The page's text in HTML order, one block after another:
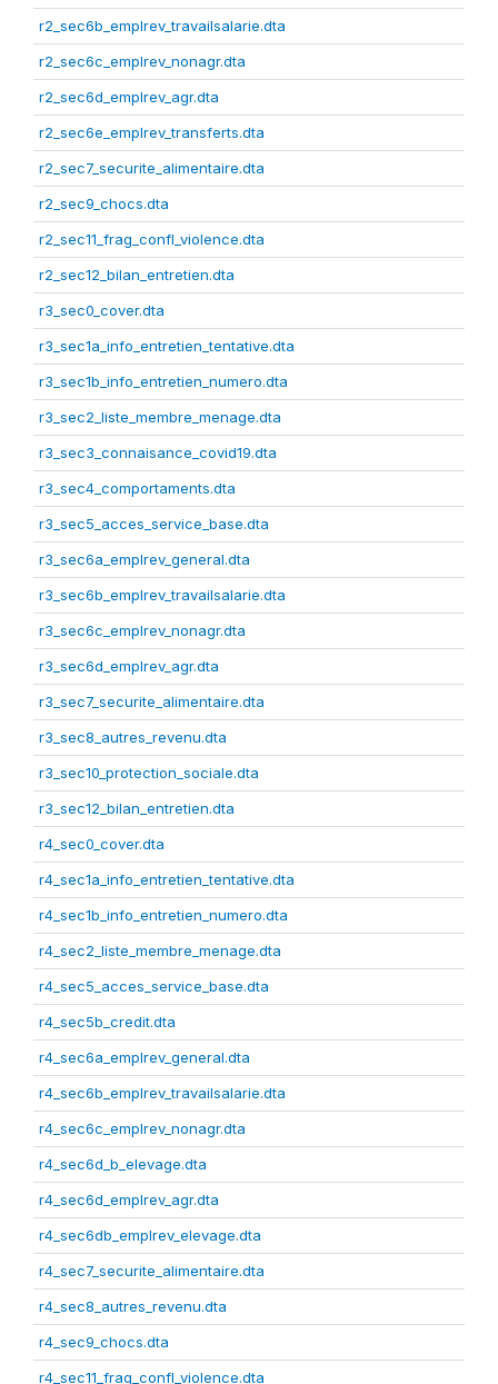
r2_sec6b_emplrev_travailsalarie.dta
r2_sec6c_emplrev_nonagr.dta
r2_sec6d_emplrev_agr.dta
r2_sec6e_emplrev_transferts.dta
r2_sec7_securite_alimentaire.dta
r2_sec9_chocs.dta
r2_sec11_frag_confl_violence.dta
r2_sec12_bilan_entretien.dta
r3_sec0_cover.dta
r3_sec1a_info_entretien_tentative.dta
r3_sec1b_info_entretien_numero.dta
r3_sec2_liste_membre_menage.dta
r3_sec3_connaisance_covid19.dta
r3_sec4_comportaments.dta
r3_sec5_acces_service_base.dta
r3_sec6a_emplrev_general.dta
r3_sec6b_emplrev_travailsalarie.dta
r3_sec6c_emplrev_nonagr.dta
r3_sec6d_emplrev_agr.dta
r3_sec7_securite_alimentaire.dta
r3_sec8_autres_revenu.dta
r3_sec10_protection_sociale.dta
r3_sec12_bilan_entretien.dta
r4_sec0_cover.dta
r4_sec1a_info_entretien_tentative.dta
r4_sec1b_info_entretien_numero.dta
r4_sec2_liste_membre_menage.dta
r4_sec5_acces_service_base.dta
r4_sec5b_credit.dta
r4_sec6a_emplrev_general.dta
r4_sec6b_emplrev_travailsalarie.dta
r4_sec6c_emplrev_nonagr.dta
r4_sec6d_b_elevage.dta
r4_sec6d_emplrev_agr.dta
r4_sec6db_emplrev_elevage.dta
r4_sec7_securite_alimentaire.dta
r4_sec8_autres_revenu.dta
r4_sec9_chocs.dta
r4_sec11_frag_confl_violence.dta